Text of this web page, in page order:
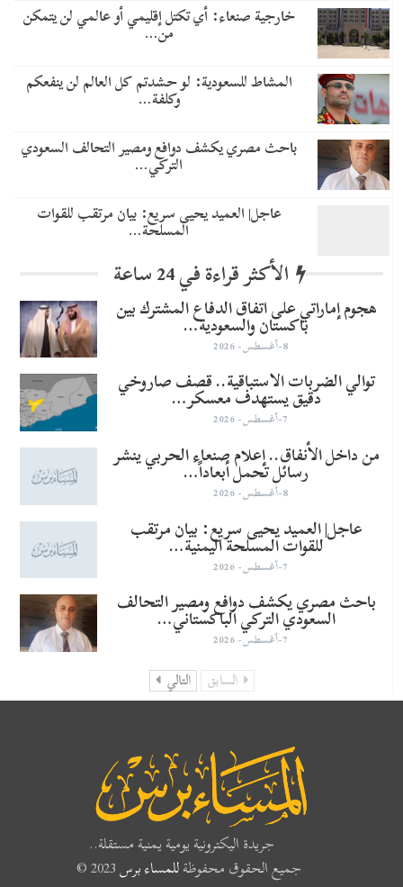
خارجية صنعاء: أي تكتل إقليمي أو عالمي لن يتمكن
من…
المشاط للسعودية: لو حشدتم كل العالم لن ينفعكم
وكلفة…
باحث مصري يكشف دوافع ومصير التحالف السعودي
التركي…
عاجل| العميد يحيى سريع: بيان مرتقب للقوات
المسلحة…
الأكثر قراءة في 24 ساعة
هجوم إماراتي على اتفاق الدفاع المشترك بين
باكستان والسعودية…
8-أغسطس- 2026
توالي الضربات الاستباقية.. قصف صاروخي
دقيق يستهدف معسكر…
7-أغسطس- 2026
من داخل الأنفاق.. إعلام صنعاء الحربي ينشر
رسائل تحمل أبعاداً…
8-أغسطس- 2026
عاجل| العميد يحيى سريع: بيان مرتقب
للقوات المسلحة اليمنية…
7-أغسطس- 2026
باحث مصري يكشف دوافع ومصير التحالف
السعودي التركي الباكستاني…
7-أغسطس- 2026
السابق التالي
جريدة اليكترونية يومية يمنية مستقلة..
جميع الحقوق محفوظةللمساء برس